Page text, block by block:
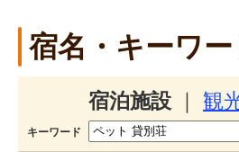
宿名・キーワ
宿泊施設 観
キーワード